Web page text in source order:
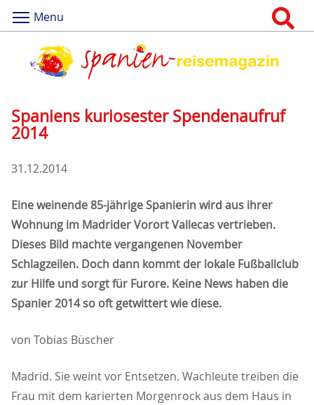
Menu
Spaniens kuriosester Spendenaufruf
2014
31.12.2014
Eine weinende 85-jährige Spanierin wird aus ihrer
Wohnung im Madrider Vorort Vallecas vertrieben.
Dieses Bild machte vergangenen November
Schlagzeilen. Doch dann kommt der lokale Fußballclub
zur Hilfe und sorgt für Furore. Keine News haben die
Spanier 2014 so oft getwittert wie diese.
von Tobias Büscher
Madrid. Sie weint vor Entsetzen. Wachleute treiben die
Frau mit dem karierten Morgenrock aus dem Haus in